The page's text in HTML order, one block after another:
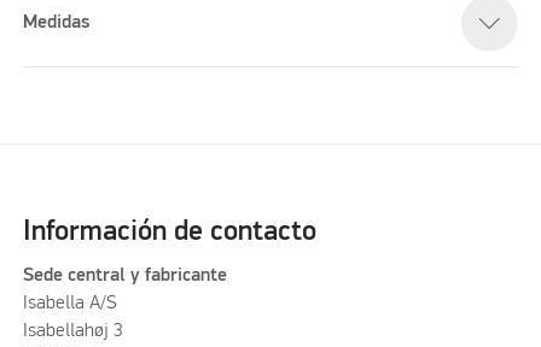
Medidas
Información de contacto
Sede central y fabricante
Isabella A/S
Isabellahøj 3